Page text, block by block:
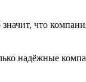
что
надёжные